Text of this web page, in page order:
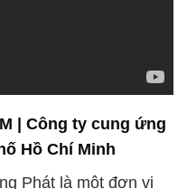
| Công ty cung ứng
Hồ Chí Minh
Phát là một đơn vị